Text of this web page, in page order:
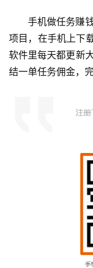
手机做任务赚
项目，在手机上下
软件里每天都更新
结一单任务佣金，